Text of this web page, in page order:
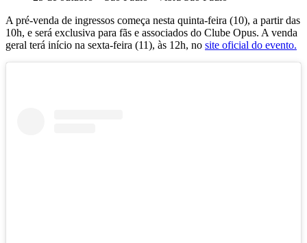
A pré-venda de ingressos começa nesta quinta-feira (10), a partir das
10h, e será exclusiva para fãs e associados do Clube Opus. A venda
geral terá início na sexta-feira (11), às 12h, no site oficial do evento.